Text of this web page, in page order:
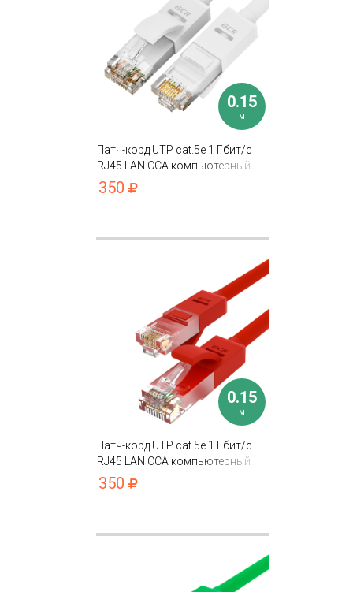
0.15
м
Патч-корд UTP cat.5e 1 Гбит/с
RJ45 LAN CCA компьютерный
кабель для интернета контакты
24K GOLD
350
0.15
м
Патч-корд UTP cat.5e 1 Гбит/с
RJ45 LAN CCA компьютерный
кабель для интернета контакты
24K GOLD
350